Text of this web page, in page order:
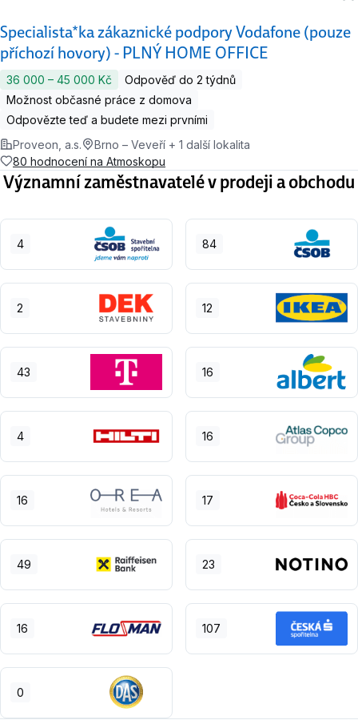
Specialista*ka zákaznické podpory Vodafone (pouze
příchozí hovory) - PLNÝ HOME OFFICE
36 000 ‍–‍ 45 000 Kč
Odpověď do 2 týdnů
Možnost občasné práce z domova
Odpovězte teď a budete mezi prvními
Proveon, a.s.
Brno – Veveří + 1 další lokalita
80 hodnocení na Atmoskopu
Významní zaměstnavatelé v prodeji a obchodu
4 84
2 12
43 16
4 16
16 17
49 23
16 107
0